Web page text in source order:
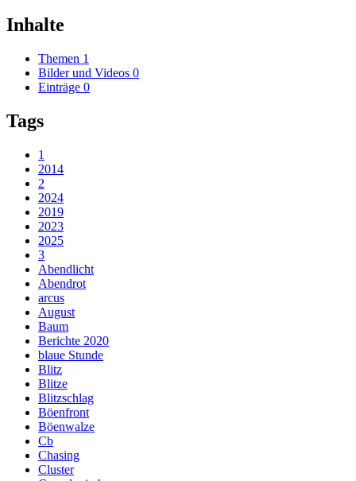
Inhalte
Themen 1
Bilder und Videos 0
Einträge 0
Tags
1
2014
2
2024
2019
2023
2025
3
Abendlicht
Abendrot
arcus
August
Baum
Berichte 2020
blaue Stunde
Blitz
Blitze
Blitzschlag
Böenfront
Böenwalze
Cb
Chasing
Cluster